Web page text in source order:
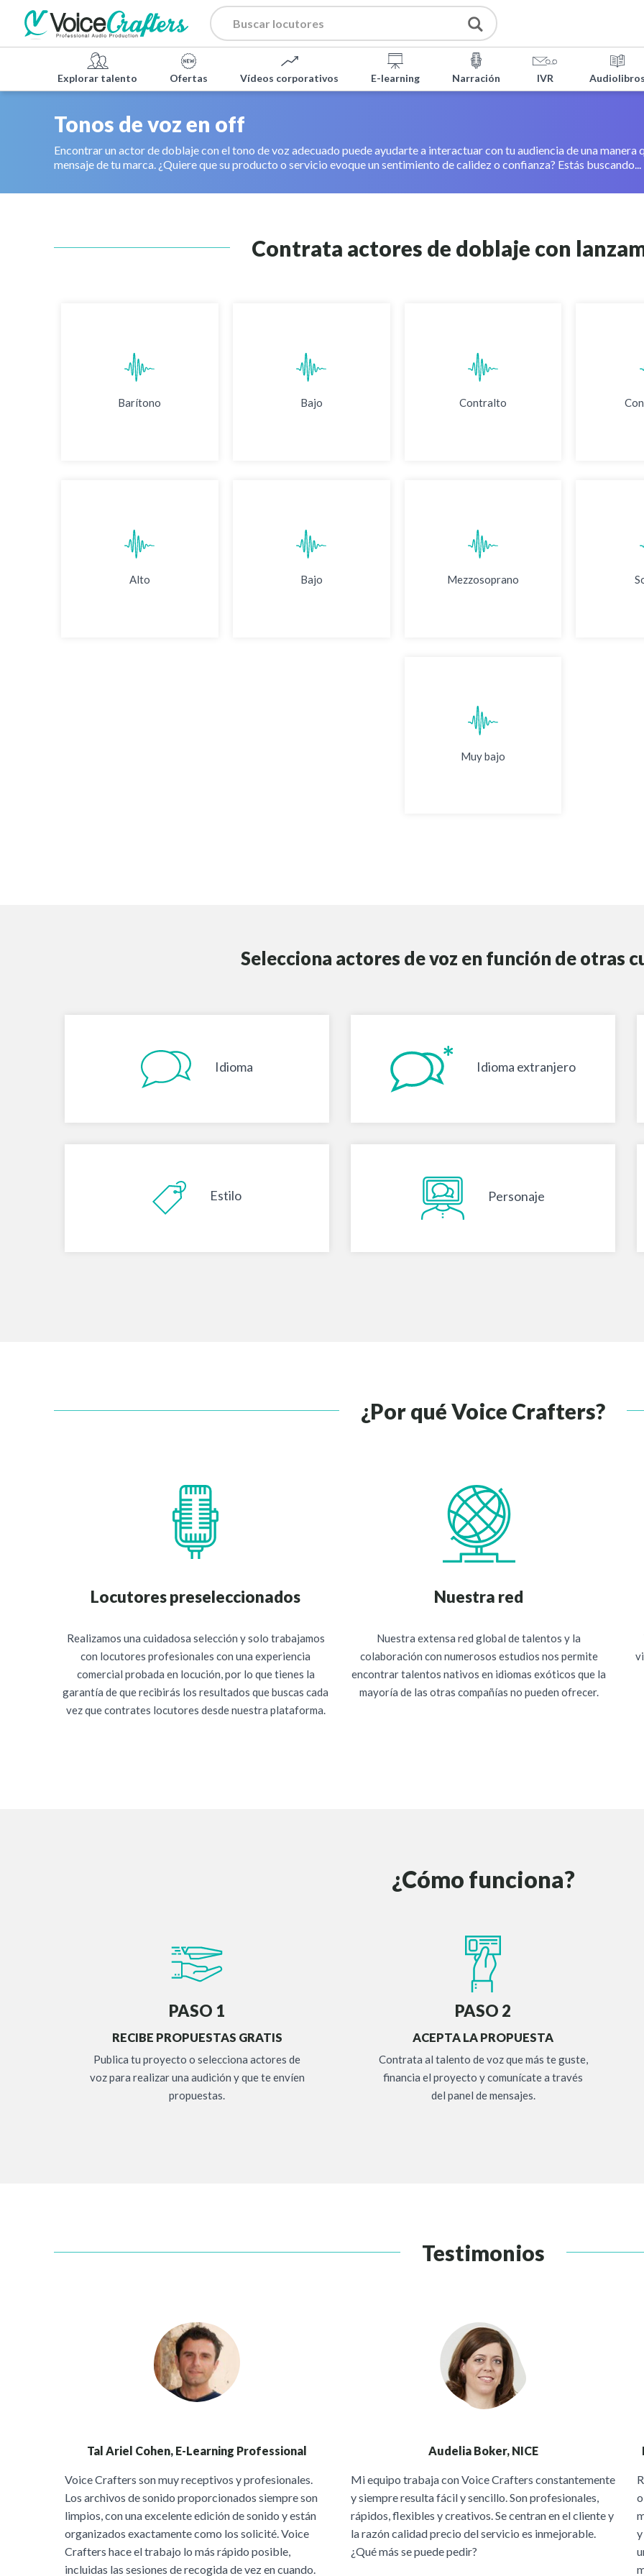
Explorar talento Ofertas Vídeos corporativos E-learning Narración IVR Audiolibros
Tonos de voz en off
Encontrar un actor de doblaje con el tono de voz adecuado puede ayudarte a interactuar con tu audiencia de una manera
mensaje de tu marca. ¿Quiere que su producto o servicio evoque un sentimiento de calidez o confianza? Estás buscando...
Contrata actores de doblaje con
Barítono Bajo Contralto
Alto Bajo Mezzosoprano
Muy bajo
Selecciona actores de voz en función de otras
Idioma Idioma extranjero
Estilo Personaje
¿Por qué Voice Crafters?
Locutores preseleccionados
Realizamos una cuidadosa selección y solo trabajamos
con locutores profesionales con una experiencia
comercial probada en locución, por lo que tienes la
garantía de que recibirás los resultados que buscas cada
vez que contrates locutores desde nuestra plataforma.
Nuestra red
Nuestra extensa red global de talentos y la
colaboración con numerosos estudios nos permite
encontrar talentos nativos en idiomas exóticos que la
mayoría de las otras compañías no pueden ofrecer.
¿Cómo funciona?
PASO 1
RECIBE PROPUESTAS GRATIS
Publica tu proyecto o selecciona actores de
voz para realizar una audición y que te envíen
propuestas.
PASO 2
ACEPTA LA PROPUESTA
Contrata al talento de voz que más te guste,
financia el proyecto y comunícate a través
del panel de mensajes.
Testimonios
Tal Ariel Cohen, E-Learning Professional
Voice Crafters son muy receptivos y profesionales.
Los archivos de sonido proporcionados siempre son
limpios, con una excelente edición de sonido y están
organizados exactamente como los solicité. Voice
Crafters hace el trabajo lo más rápido posible,
incluidas las sesiones de recogida de vez en cuando.
Audelia Boker, NICE
Mi equipo trabaja con Voice Crafters constantemente
y siempre resulta fácil y sencillo. Son profesionales,
rápidos, flexibles y creativos. Se centran en el cliente y
la razón calidad precio del servicio es inmejorable.
¿Qué más se puede pedir?